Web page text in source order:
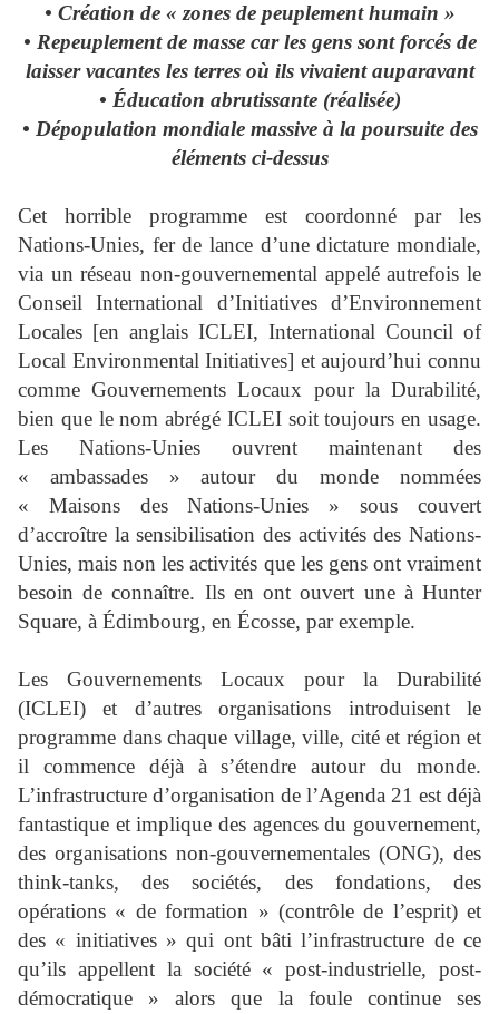
• Création de « zones de peuplement humain »
• Repeuplement de masse car les gens sont forcés de
laisser vacantes les terres où ils vivaient auparavant
• Éducation abrutissante (réalisée)
• Dépopulation mondiale massive à la poursuite des
éléments ci-dessus
Cet horrible programme est coordonné par les
Nations-Unies, fer de lance d’une dictature mondiale,
via un réseau non-gouvernemental appelé autrefois le
Conseil International d’Initiatives d’Environnement
Locales [en anglais ICLEI, International Council of
Local Environmental Initiatives] et aujourd’hui connu
comme Gouvernements Locaux pour la Durabilité,
bien que le nom abrégé ICLEI soit toujours en usage.
Les Nations-Unies ouvrent maintenant des
« ambassades » autour du monde nommées
« Maisons des Nations-Unies » sous couvert
d’accroître la sensibilisation des activités des Nations-
Unies, mais non les activités que les gens ont vraiment
besoin de connaître. Ils en ont ouvert une à Hunter
Square, à Édimbourg, en Écosse, par exemple.
Les Gouvernements Locaux pour la Durabilité
(ICLEI) et d’autres organisations introduisent le
programme dans chaque village, ville, cité et région et
il commence déjà à s’étendre autour du monde.
L’infrastructure d’organisation de l’Agenda 21 est déjà
fantastique et implique des agences du gouvernement,
des organisations non-gouvernementales (ONG), des
think-tanks, des sociétés, des fondations, des
opérations « de formation » (contrôle de l’esprit) et
des « initiatives » qui ont bâti l’infrastructure de ce
qu’ils appellent la société « post-industrielle, post-
démocratique » alors que la foule continue ses